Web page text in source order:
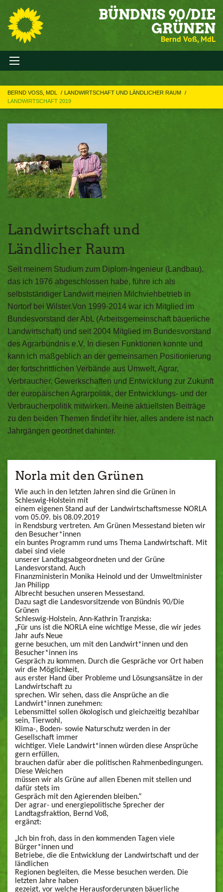
BÜNDNIS 90/DIE
GRÜNEN
Bernd Voß, MdL
BERND VOSS, MDL
LANDWIRTSCHAFT UND LÄNDLICHER RAUM
LANDWIRTSCHAFT 2019
Landwirtschaft und
Ländlicher Raum
Seit meinem Studium zum Diplom-Ingenieur (Landbau),
das ich 1976 abgeschlossen habe, führe ich als
selbstständiger Landwirt meinen Milchviehbetrieb in
Nortorf bei Wilster.Von 1999-2014 war ich Mitglied im
Bundesvorstand der AbL (Arbeitsgemeinschaft bäuerliche
Landwirtschaft) und seit 2004 Mitglied im Bundesvorstand
des Agrarbündnis e.V. In diesen Funktionen konnte und
kann ich maßgeblich an der gemeinsamen Positionierung
der fortschrittlichen Verbände aus Umwelt, Agrar,
Verbraucher, Gewerkschaften und Entwicklung zur Zukunft
der europäischen Agrarpolitik, der Entwicklungs- und der
Verbraucherpolitik mitwirken. Meine aktuellsten Beiträge
zu den beiden Themen findet ihr hier, alles andere ist nach
Jahrgängen geordnet dahinter.
Norla mit den Grünen
Wie auch in den letzten Jahren sind die Grünen in
Schleswig-Holstein mit
einem eigenen Stand auf der Landwirtschaftsmesse NORLA
vom 05.09. bis 08.09.2019
in Rendsburg vertreten. Am Grünen Messestand bieten wir
den Besucher*innen
ein buntes Programm rund ums Thema Landwirtschaft. Mit
dabei sind viele
unserer Landtagsabgeordneten und der Grüne
Landesvorstand. Auch
Finanzministerin Monika Heinold und der Umweltminister
Jan Philipp
Albrecht besuchen unseren Messestand.
Dazu sagt die Landesvorsitzende von Bündnis 90/Die
Grünen
Schleswig-Holstein, Ann-Kathrin Tranziska:
„Für uns ist die NORLA eine wichtige Messe, die wir jedes
Jahr aufs Neue
gerne besuchen, um mit den Landwirt*innen und den
Besucher*innen ins
Gespräch zu kommen. Durch die Gespräche vor Ort haben
wir die Möglichkeit,
aus erster Hand über Probleme und Lösungsansätze in der
Landwirtschaft zu
sprechen. Wir sehen, dass die Ansprüche an die
Landwirt*innen zunehmen:
Lebensmittel sollen ökologisch und gleichzeitig bezahlbar
sein, Tierwohl,
Klima-, Boden- sowie Naturschutz werden in der
Gesellschaft immer
wichtiger. Viele Landwirt*innen würden diese Ansprüche
gern erfüllen,
brauchen dafür aber die politischen Rahmenbedingungen.
Diese Weichen
müssen wir als Grüne auf allen Ebenen mit stellen und
dafür stets im
Gespräch mit den Agierenden bleiben.“
Der agrar- und energiepolitische Sprecher der
Landtagsfraktion, Bernd Voß,
ergänzt:
„ Ich bin froh, dass in den kommenden Tagen viele
Bürger*innen und
Betriebe, die die Entwicklung der Landwirtschaft und der
ländlichen
Regionen begleiten, die Messe besuchen werden. Die
letzten Jahre haben
gezeigt, vor welche Herausforderungen bäuerliche